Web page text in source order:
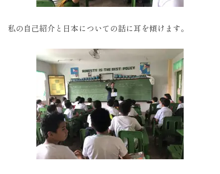
私の自己紹介と日本についての話に耳を傾けます。